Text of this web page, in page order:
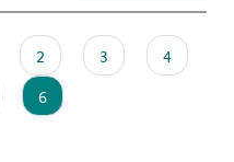
Page
2 Page
3 Page
4
Aktuelle
Seite
6